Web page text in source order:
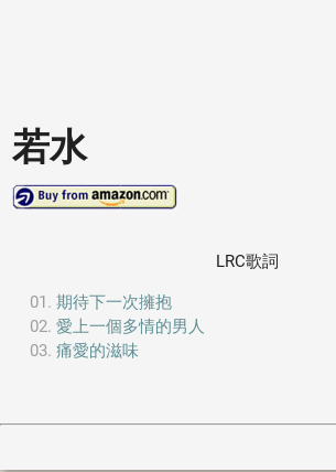
若水
LRC歌詞
期待下一次擁抱
愛上一個多情的男人
痛愛的滋味